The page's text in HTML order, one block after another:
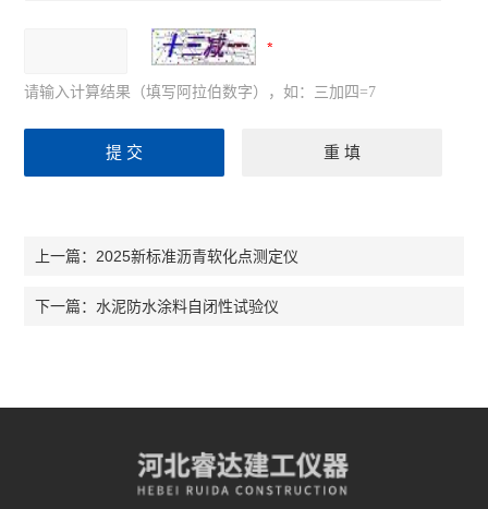
请输入计算结果（填写阿拉伯数字），如：三加四=7
上一篇：2025新标准沥青软化点测定仪
下一篇：水泥防水涂料自闭性试验仪